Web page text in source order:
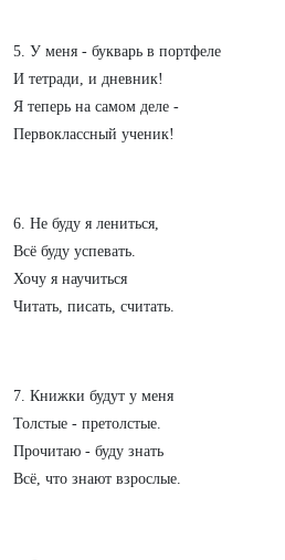
5. У меня - букварь в портфеле
И тетради, и дневник!
Я теперь на самом деле -
Первоклассный ученик!
6. Не буду я лениться,
Всё буду успевать.
Хочу я научиться
Читать, писать, считать.
7. Книжки будут у меня
Толстые - претолстые.
Прочитаю - буду знать
Всё, что знают взрослые.